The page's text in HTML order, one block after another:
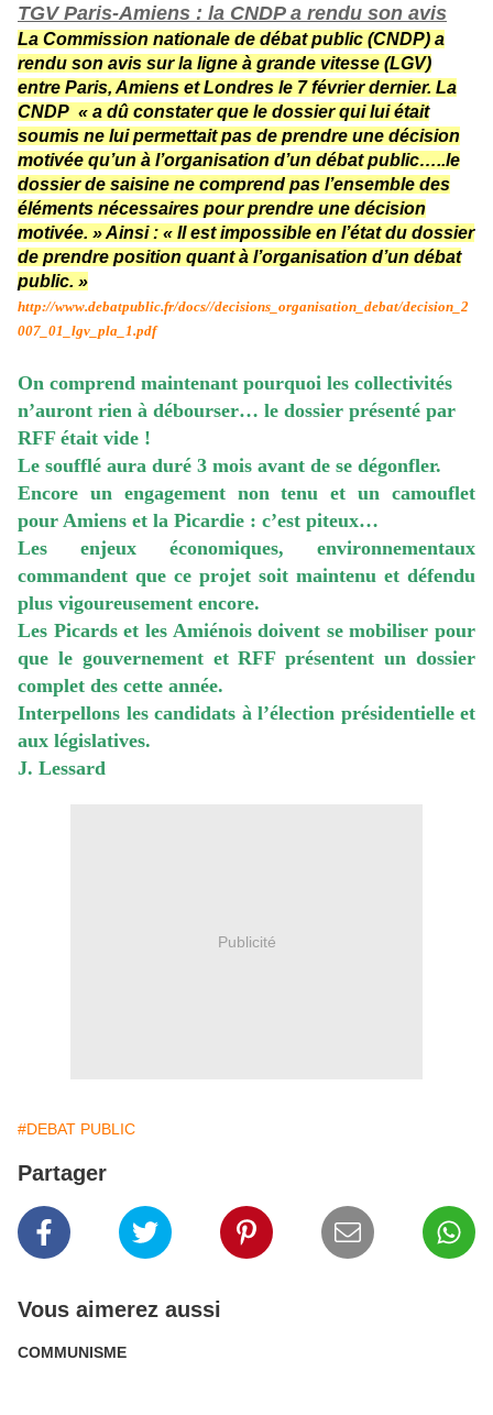
TGV Paris-Amiens : la CNDP a rendu son avis
La Commission nationale de débat public (CNDP) a
rendu son avis sur la ligne à grande vitesse (LGV)
entre Paris, Amiens et Londres le 7 février dernier. La
CNDP « a dû constater que le dossier qui lui était
soumis ne lui permettait pas de prendre une décision
motivée qu’un à l’organisation d’un débat public…..le
dossier de saisine ne comprend pas l’ensemble des
éléments nécessaires pour prendre une décision
motivée. » Ainsi : « Il est impossible en l’état du dossier
de prendre position quant à l’organisation d’un débat
public. »
http://www.debatpublic.fr/docs//decisions_organisation_debat/decision_2
007_01_lgv_pla_1.pdf
On comprend maintenant pourquoi les collectivités
n’auront rien à débourser… le dossier présenté par
RFF était vide !
Le soufflé aura duré 3 mois avant de se dégonfler.
Encore un engagement non tenu et un camouflet
pour Amiens et la Picardie : c’est piteux…
Les enjeux économiques, environnementaux
commandent que ce projet soit maintenu et défendu
plus vigoureusement encore.
Les Picards et les Amiénois doivent se mobiliser pour
que le gouvernement et RFF présentent un dossier
complet des cette année.
Interpellons les candidats à l’élection présidentielle et
aux législatives.
J. Lessard
Publicité
#DEBAT PUBLIC
Partager
Vous aimerez aussi
COMMUNISME